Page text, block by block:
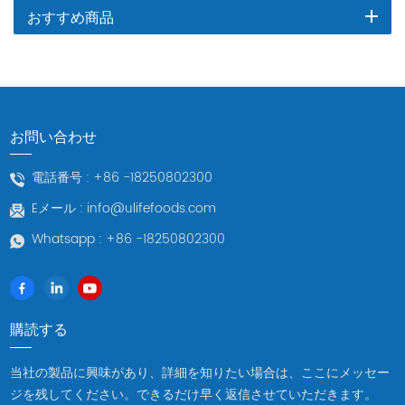
おすすめ商品
お問い合わせ
電話番号 : +86 -18250802300
Eメール : info@ulifefoods.com
Whatsapp : +86 -18250802300
購読する
当社の製品に興味があり、詳細を知りたい場合は、ここにメッセー
ジを残してください。できるだけ早く返信させていただきます。